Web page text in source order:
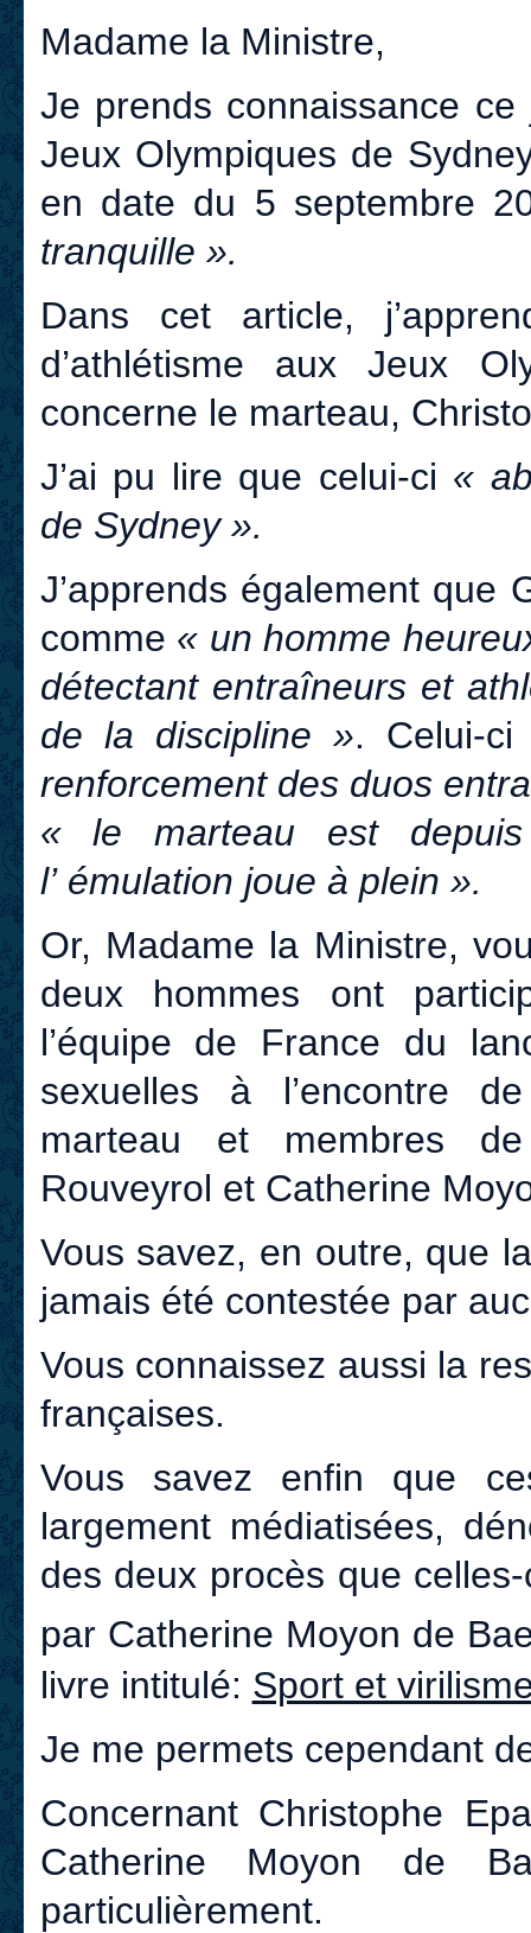
Madame la Ministre,
Je prends connaissance
Jeux Olympiques de
en date du 5 septembre
tranquille ».
Dans cet article,
d’athlétisme aux Jeux
concerne le marteau,
J’ai pu lire que celui-ci «
de Sydney ».
J’apprends également que
comme « un homme
détectant entraîneurs et
de la discipline ». Celui-
renforcement des duos
« le marteau est
l’ émulation joue à plein ».
Or, Madame la Ministre,
deux hommes ont
l’équipe de France du
sexuelles à l’encontre
marteau et membres
Rouveyrol et Catherine
Vous savez, en outre, que
jamais été contestée par
Vous connaissez aussi la
françaises.
Vous savez enfin que
largement médiatisées,
des deux procès que
par Catherine Moyon de
livre intitulé: Sport et
Je me permets cependant
Concernant Christophe
Catherine Moyon de
particulièrement.